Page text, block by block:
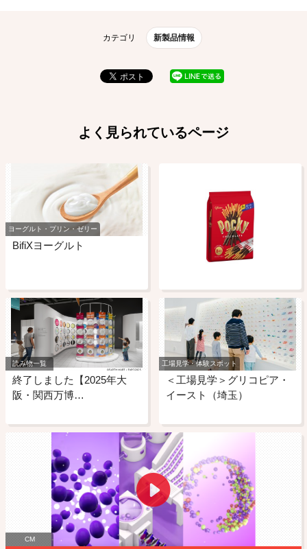
カテゴリ 新製品情報
よく見られているページ
ヨーグルト・プリン・ゼリー
BifiXヨーグルト
読み物一覧
終了しました【2025年大
阪・関西万博…
工場見学・体験スポット
＜工場見学＞グリコピア・
イースト（埼玉）
CM